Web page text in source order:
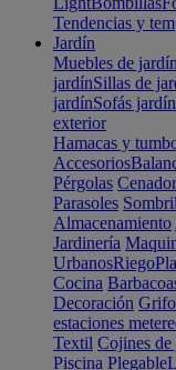
Tendencias y
Jardín
Muebles de jardín
jardínSillas de
jardínSofás jardín
exterior
Hamacas y
Accesorios
Pérgolas
Parasoles
Almacenamiento
Jardinería
UrbanosRiego
Cocina
Decoración
estaciones
Textil Cojines de
Piscina Plegable